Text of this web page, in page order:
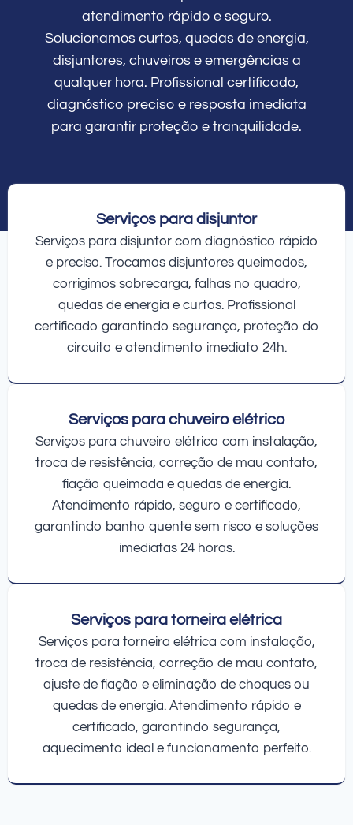
atendimento rápido e seguro.
Solucionamos curtos, quedas de energia,
disjuntores, chuveiros e emergências a
qualquer hora. Profissional certificado,
diagnóstico preciso e resposta imediata
para garantir proteção e tranquilidade.
Serviços para disjuntor
Serviços para disjuntor com diagnóstico rápido
e preciso. Trocamos disjuntores queimados,
corrigimos sobrecarga, falhas no quadro,
quedas de energia e curtos. Profissional
certificado garantindo segurança, proteção do
circuito e atendimento imediato 24h.
Serviços para chuveiro elétrico
Serviços para chuveiro elétrico com instalação,
troca de resistência, correção de mau contato,
fiação queimada e quedas de energia.
Atendimento rápido, seguro e certificado,
garantindo banho quente sem risco e soluções
imediatas 24 horas.
Serviços para torneira elétrica
Serviços para torneira elétrica com instalação,
troca de resistência, correção de mau contato,
ajuste de fiação e eliminação de choques ou
quedas de energia. Atendimento rápido e
certificado, garantindo segurança,
aquecimento ideal e funcionamento perfeito.